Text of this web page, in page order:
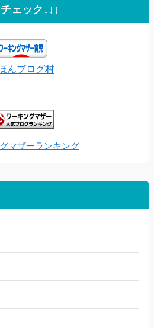
ェック↓↓↓
んブログ村
マザーランキング